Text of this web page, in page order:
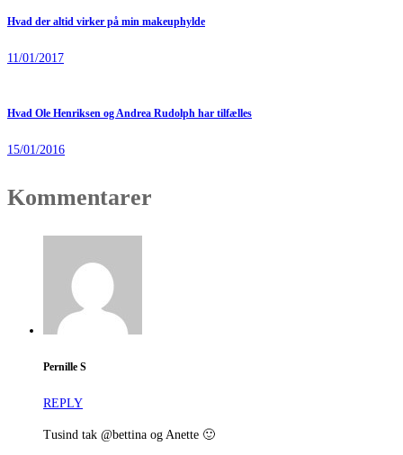
Hvad der altid virker på min makeuphylde
11/01/2017
Hvad Ole Henriksen og Andrea Rudolph har tilfælles
15/01/2016
Kommentarer
Pernille S
REPLY
Tusind tak @bettina og Anette 🙂